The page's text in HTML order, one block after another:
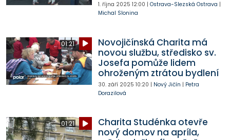
1. října 2025 12:00 | Ostrava-Slezská Ostrava |
Michal Slonina
01:21
Novojičínská Charita má
novou službu, středisko sv.
Josefa pomůže lidem
ohroženým ztrátou bydlení
30. září 2025 10:20 | Nový Jičín | Petra
Dorazilová
01:21
Charita Studénka otevře
nový domov na apríla,